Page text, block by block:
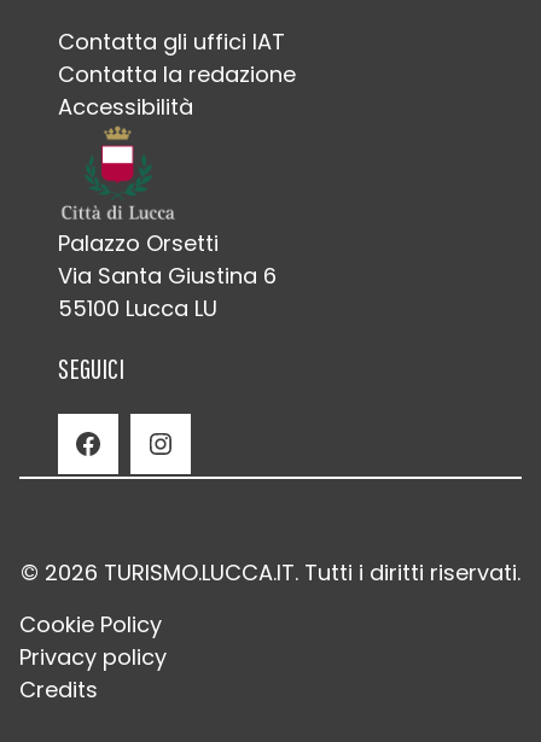
Contatta gli uffici IAT
Contatta la redazione
Accessibilità
Palazzo Orsetti
Via Santa Giustina 6
55100 Lucca LU
SEGUICI
Facebook Instagram
© 2026 TURISMO.LUCCA.IT. Tutti i diritti riservati.
Cookie Policy
Privacy policy
Credits